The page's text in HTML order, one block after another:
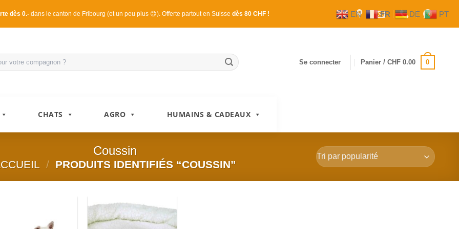
dès 0.- dans le canton de Fribourg (et un peu plus 😊). Offerte partout en Suisse dès 80 CHF !
Se connecter Panier / CHF0.00 0
CHATS AGRO HUMAINS & CADEAUX
Coussin
/ PRODUITS IDENTIFIÉS “COUSSIN”
EN FR DE PT